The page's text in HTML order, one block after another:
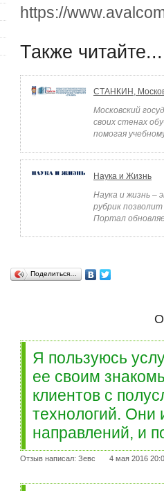
https://
Также читайте...
СТАНКИН,
Московский
своих стенах
помогая
Наука и Жизнь
Наука и жизнь –
рубрик
Портал
Поделиться…
Я пользуюсь
ее своим
клиентов с
технологий.
направлений, и
Отзыв написал: Зевс 4 мая 2016